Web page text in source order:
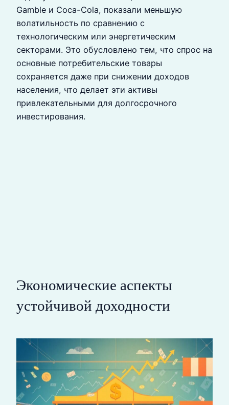
Gamble и Coca-Cola, показали меньшую
волатильность по сравнению с
технологическим или энергетическим
секторами. Это обусловлено тем, что спрос на
основные потребительские товары
сохраняется даже при снижении доходов
населения, что делает эти активы
привлекательными для долгосрочного
инвестирования.
Экономические аспекты
устойчивой доходности